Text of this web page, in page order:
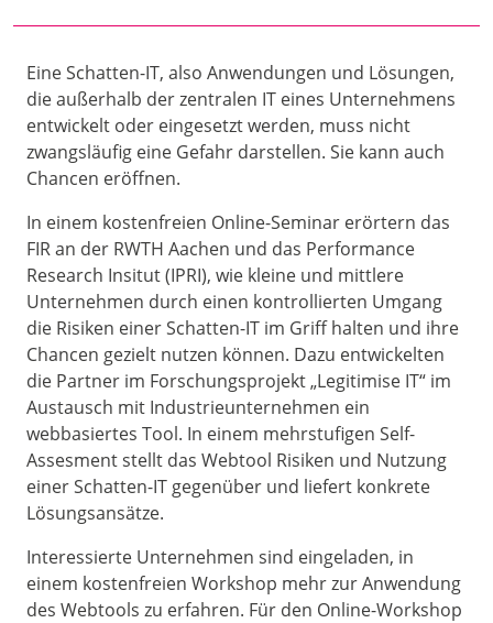
Eine Schatten-IT, also Anwendungen und Lösungen,
die außerhalb der zentralen IT eines Unternehmens
entwickelt oder eingesetzt werden, muss nicht
zwangsläufig eine Gefahr darstellen. Sie kann auch
Chancen eröffnen.
In einem kostenfreien Online-Seminar erörtern das
FIR an der RWTH Aachen und das Performance
Research Insitut (IPRI), wie kleine und mittlere
Unternehmen durch einen kontrollierten Umgang
die Risiken einer Schatten-IT im Griff halten und ihre
Chancen gezielt nutzen können. Dazu entwickelten
die Partner im Forschungsprojekt „Legitimise IT“ im
Austausch mit Industrieunternehmen ein
webbasiertes Tool. In einem mehrstufigen Self-
Assesment stellt das Webtool Risiken und Nutzung
einer Schatten-IT gegenüber und liefert konkrete
Lösungsansätze.
Interessierte Unternehmen sind eingeladen, in
einem kostenfreien Workshop mehr zur Anwendung
des Webtools zu erfahren. Für den Online-Workshop